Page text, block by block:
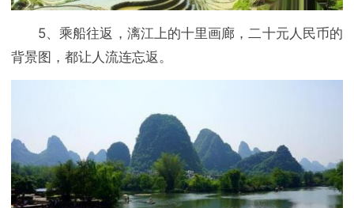
5、乘船往返，漓江上的十里画廊，二十元人民币的
背景图，都让人流连忘返。